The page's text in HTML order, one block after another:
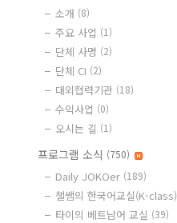
소개 (8)
주요 사업 (1)
단체 사명 (2)
단체 CI (2)
대외협력기관 (18)
수익사업 (0)
오시는 길 (1)
프로그램 소식 (750)
Daily JOKOer (189)
챌쌤의 한국어교실(K-class)
타이의 베트남어 교실 (39)